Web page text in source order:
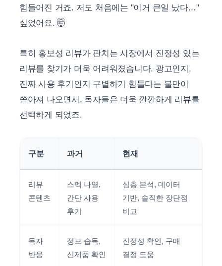
힘들어진 거죠. 저도 처음에는 "이거 큰일 났다…"
싶었어요. 🤯
특히 홍보성 리뷰가 판치는 시장에서 진정성 있는
리뷰를 찾기가 더욱 어려워졌습니다. 광고인지,
진짜 사용 후기인지 구별하기 힘들다는 불만이
쏟아져 나오면서, 독자들은 더욱 깐깐하게 리뷰를
선택하게 되었죠.
구분 과거 현재
리뷰
콘텐츠
스펙 나열,
간단 사용
후기
심층 분석, 데이터
기반, 솔직한 장단점
비교
독자
반응
정보 습득,
신제품 확인
진정성 확인, 구매
결정 도움